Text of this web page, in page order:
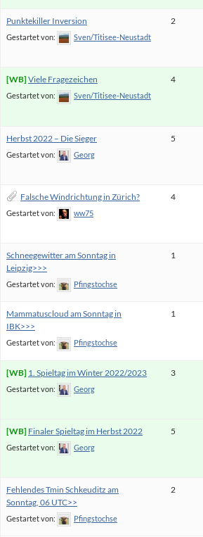
Punktekiller Inversion
Gestartet von: Sven/Titisee-Neustadt
2
Viele Fragezeichen
Gestartet von: Sven/Titisee-Neustadt
4
Herbst 2022 – Die Sieger
Gestartet von: Georg
5
Falsche Windrichtung in Zürich?
Gestartet von: ww75
4
Schneegewitter am Sonntag in
Leipzig>>>
Gestartet von: Pfingstochse
1
Mammatuscloud am Sonntag in
IBK>>>
Gestartet von: Pfingstochse
1
1. Spieltag im Winter 2022/2023
Gestartet von: Georg
3
Finaler Spieltag im Herbst 2022
Gestartet von: Georg
5
Fehlendes Tmin Schkeuditz am
Sonntag, 06 UTC>>
Gestartet von: Pfingstochse
2